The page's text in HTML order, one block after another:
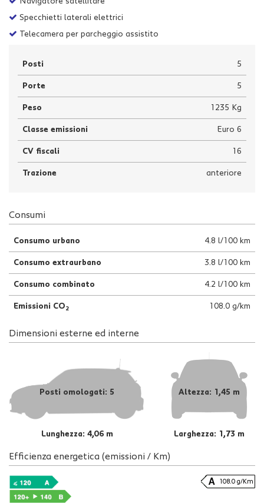
Specchietti laterali elettrici
Telecamera per parcheggio assistito
Posti 5
Porte 5
Peso 1235 Kg
Classe emissioni Euro 6
CV fiscali 16
Trazione anteriore
Consumi
Consumo urbano 4.8 l/100 km
Consumo extraurbano 3.8 l/100 km
Consumo combinato 4.2 l/100 km
Emissioni CO 2 108.0 g/km
Dimensioni esterne ed interne
Posti omologati: 5
Lunghezza: 4,06 m
Altezza: 1,45 m
Larghezza: 1,73 m
Efficienza energetica (emissioni / Km)
108.0 g/Km